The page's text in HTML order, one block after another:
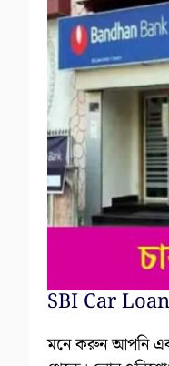
SBI Car
মনে করুন আপনি